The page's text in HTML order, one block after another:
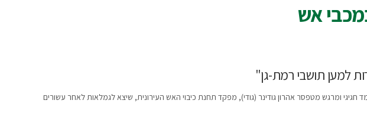
מכבי אש
ומרגש מטפסר אהרון גודינר (גודי), מפקד תחנת כיבוי האש העירונית, שיצא לגמלאות לאחר עשורים